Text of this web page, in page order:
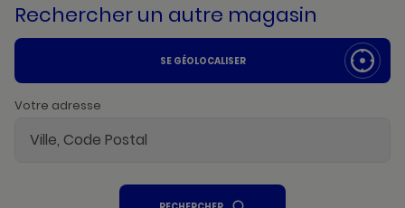
Rechercher un autre magasin
SE GÉOLOCALISER
Votre adresse